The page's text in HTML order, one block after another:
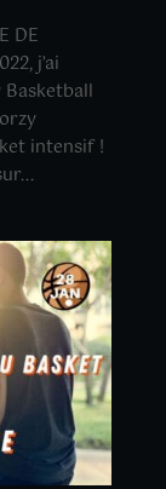
DE
j’ai
intensif !